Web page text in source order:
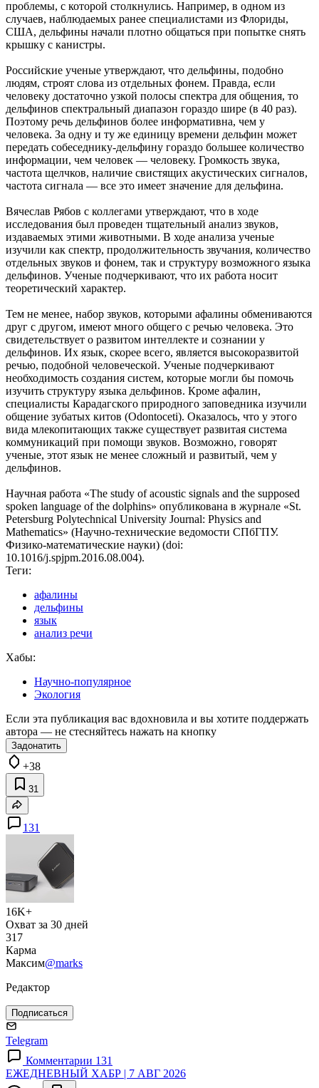
проблемы, с которой столкнулись. Например, в одном из
случаев, наблюдаемых ранее специалистами из Флориды,
США, дельфины начали плотно общаться при попытке снять
крышку с канистры.
Российские ученые утверждают, что дельфины, подобно
людям, строят слова из отдельных фонем. Правда, если
человеку достаточно узкой полосы спектра для общения, то
дельфинов спектральный диапазон гораздо шире (в 40 раз).
Поэтому речь дельфинов более информативна, чем у
человека. За одну и ту же единицу времени дельфин может
передать собеседнику-дельфину гораздо большее количество
информации, чем человек — человеку. Громкость звука,
частота щелчков, наличие свистящих акустических сигналов,
частота сигнала — все это имеет значение для дельфина.
Вячеслав Рябов с коллегами утверждают, что в ходе
исследования был проведен тщательный анализ звуков,
издаваемых этими животными. В ходе анализа ученые
изучили как спектр, продолжительность звучания, количество
отдельных звуков и фонем, так и структуру возможного языка
дельфинов. Ученые подчеркивают, что их работа носит
теоретический характер.
Тем не менее, набор звуков, которыми афалины обмениваются
друг с другом, имеют много общего с речью человека. Это
свидетельствует о развитом интеллекте и сознании у
дельфинов. Их язык, скорее всего, является высокоразвитой
речью, подобной человеческой. Ученые подчеркивают
необходимость создания систем, которые могли бы помочь
изучить структуру языка дельфинов. Кроме афалин,
специалисты Карадагского природного заповедника изучили
общение зубатых китов (Odontoceti). Оказалось, что у этого
вида млекопитающих также существует развитая система
коммуникаций при помощи звуков. Возможно, говорят
ученые, этот язык не менее сложный и развитый, чем у
дельфинов.
Научная работа «The study of acoustic signals and the supposed
spoken language of the dolphins» опубликована в журнале «St.
Petersburg Polytechnical University Journal: Physics and
Mathematics» (Научно-технические ведомости СПбГПУ.
Физико-математические науки) (doi:
10.1016/j.spjpm.2016.08.004).
Теги:
афалины
дельфины
язык
анализ речи
Хабы:
Научно-популярное
Экология
Если эта публикация вас вдохновила и вы хотите поддержать
автора — не стесняйтесь нажать на кнопку
Задонатить
+38
31
131
16K+
Охват за 30 дней
317
Карма
Максим@marks
Редактор
Подписаться
Telegram
Комментарии 131
ЕЖЕДНЕВНЫЙ ХАБР | 7 АВГ 2026